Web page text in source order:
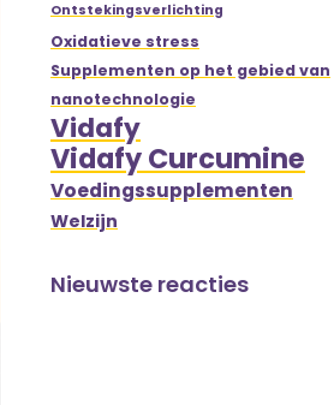
Ontstekingsverlichting
Oxidatieve stress
Supplementen op het gebied van
nanotechnologie
Vidafy
Vidafy Curcumine
Voedingssupplementen
Welzijn
Nieuwste reacties